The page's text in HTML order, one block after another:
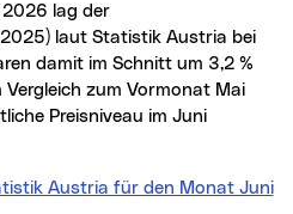
2025) laut Statistik Austria bei
damit im Schnitt um 3,2 %
zum Vormonat Mai
Preisniveau im Juni
Austria für den Monat Juni